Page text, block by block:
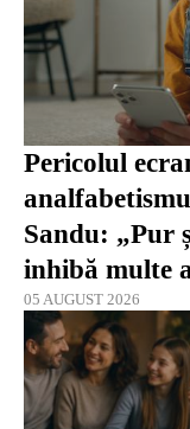
Pericolul
Sandu: „Pur
inhibă multe
05 AUGUST 2026